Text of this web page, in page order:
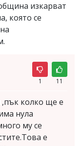
изкарват
която се
1 11
,пък колко ще е
нула
му се
е